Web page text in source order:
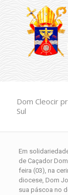
Dom Cleocir
Sul
Em
de Caçador
feira (03), na
diocese, Dom
sua páscoa no